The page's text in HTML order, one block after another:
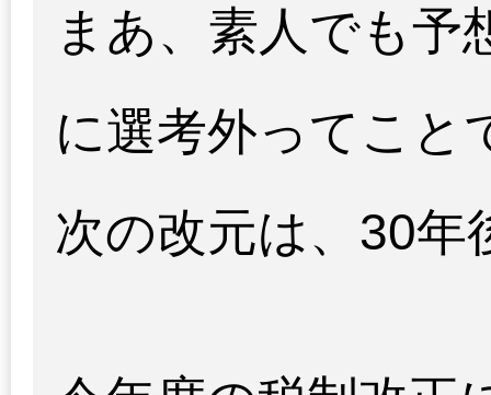
まあ、素人でも予
に選考外ってこと
次の改元は、30年